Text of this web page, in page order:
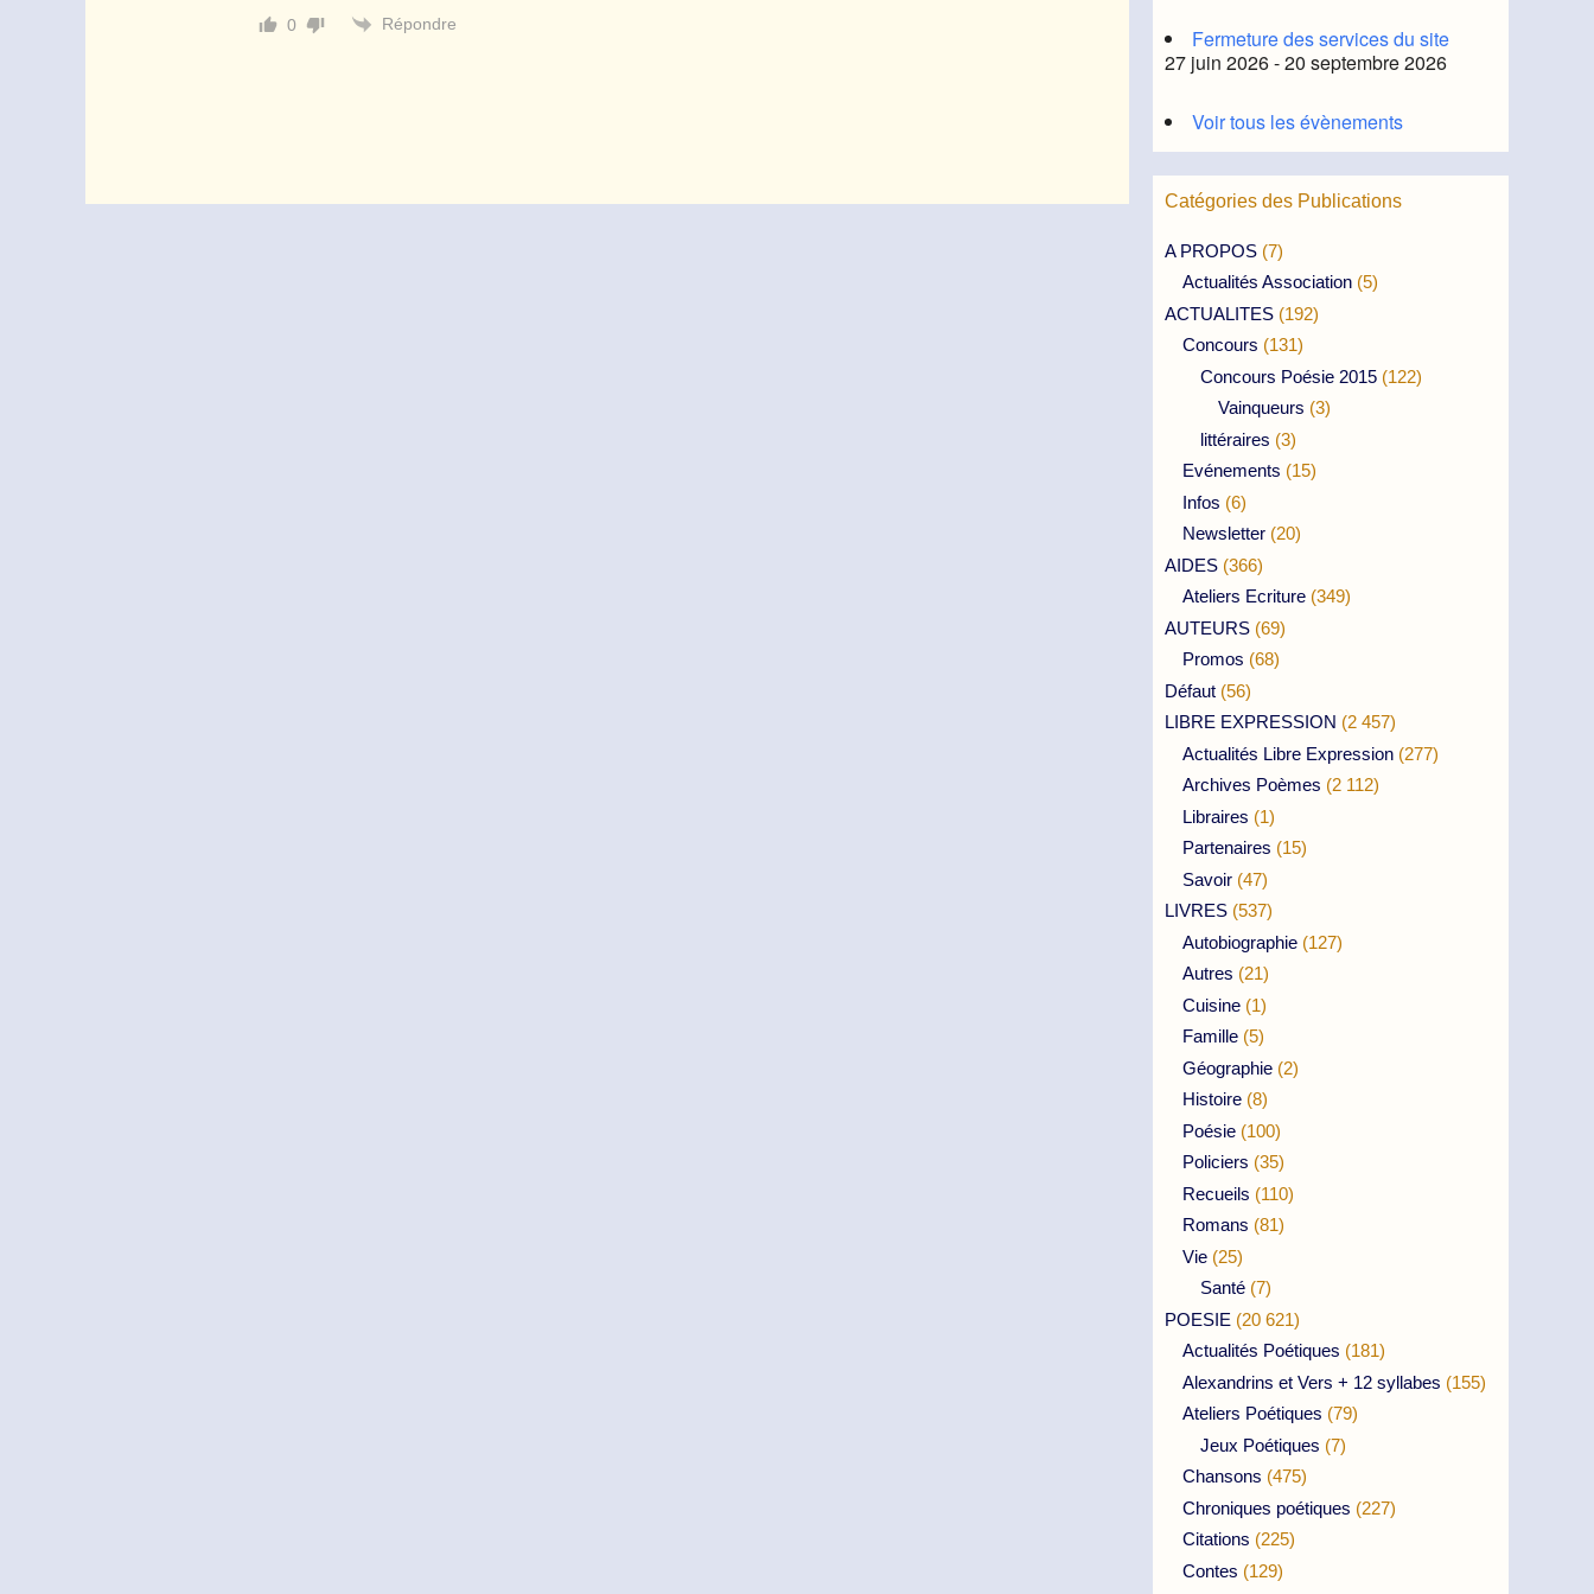
0 Répondre
Fermeture des services du site
27 juin 2026 - 20 septembre 2026
Voir tous les évènements
Catégories des Publications
A PROPOS (7)
Actualités Association (5)
ACTUALITES (192)
Concours (131)
Concours Poésie 2015 (122)
Vainqueurs (3)
littéraires (3)
Evénements (15)
Infos (6)
Newsletter (20)
AIDES (366)
Ateliers Ecriture (349)
AUTEURS (69)
Promos (68)
Défaut (56)
LIBRE EXPRESSION (2 457)
Actualités Libre Expression (277)
Archives Poèmes (2 112)
Libraires (1)
Partenaires (15)
Savoir (47)
LIVRES (537)
Autobiographie (127)
Autres (21)
Cuisine (1)
Famille (5)
Géographie (2)
Histoire (8)
Poésie (100)
Policiers (35)
Recueils (110)
Romans (81)
Vie (25)
Santé (7)
POESIE (20 621)
Actualités Poétiques (181)
Alexandrins et Vers + 12 syllabes (155)
Ateliers Poétiques (79)
Jeux Poétiques (7)
Chansons (475)
Chroniques poétiques (227)
Citations (225)
Contes (129)